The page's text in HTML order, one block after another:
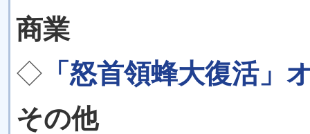
商業
◇ 「怒首領蜂大復活」
その他